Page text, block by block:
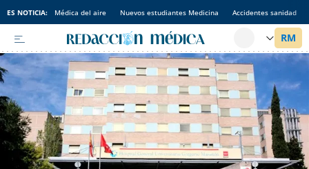
ES NOTICIA: Médica del aire Nuevos estudiantes Medicina Accidentes sanidad